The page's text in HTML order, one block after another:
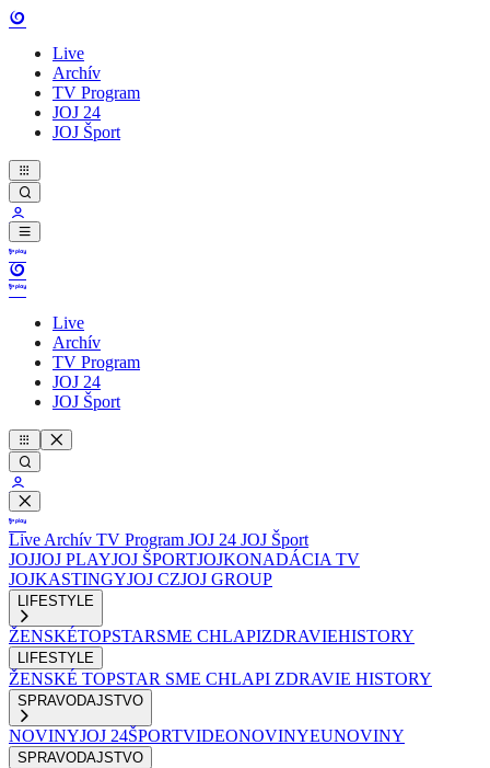
Live
Archív
TV Program
JOJ 24
JOJ Šport
Live
Archív
TV Program
JOJ 24
JOJ Šport
Live Archív TV Program JOJ 24 JOJ Šport
JOJJOJ PLAYJOJ ŠPORTJOJKONADÁCIA TV
JOJKASTINGYJOJ CZJOJ GROUP
LIFESTYLE
ŽENSKÉTOPSTARSME CHLAPIZDRAVIEHISTORY
LIFESTYLE
ŽENSKÉ TOPSTAR SME CHLAPI ZDRAVIE HISTORY
SPRAVODAJSTVO
NOVINYJOJ 24ŠPORTVIDEONOVINYEUNOVINY
SPRAVODAJSTVO